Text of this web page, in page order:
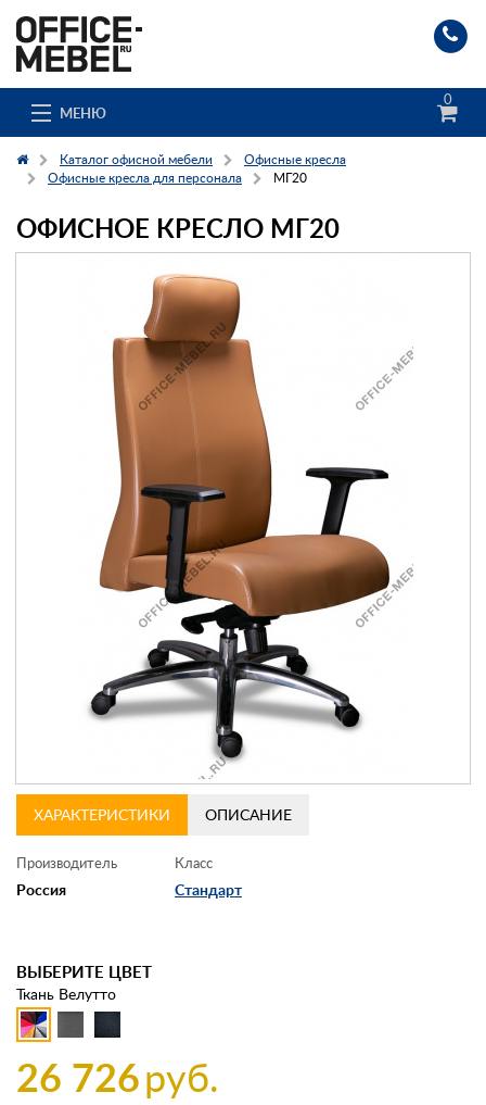
МЕНЮ
0
Каталог
Доставка и сборка
Гос. заказчикам
Заказ каталога
Заказать обратный звонок
Каталог офисной мебели
Офисные кресла
Офисные кресла для персонала
МГ20
ОФИСНОЕ КРЕСЛО МГ20
ХАРАКТЕРИСТИКИ ОПИСАНИЕ
Производитель
Россия
Класс
Стандарт
ВЫБЕРИТЕ ЦВЕТ
Ткань Велутто
26 726руб.